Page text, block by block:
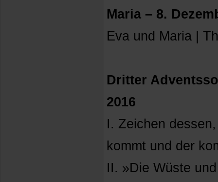
Maria – 8.
Eva und Maria |
Dritter
2016
I. Zeichen
kommt und der
II. »Die Wüste